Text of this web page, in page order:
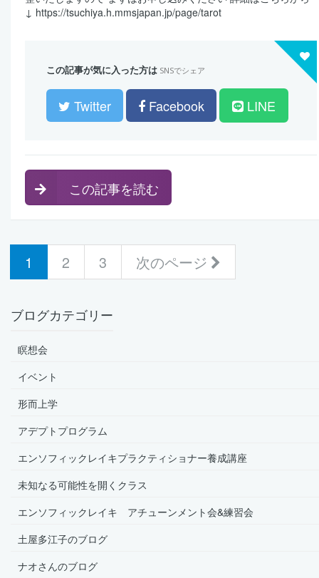
↓ https://tsuchiya.h.mmsjapan.jp/page/tarot
この記事が気に入った方は SNSでシェア
Twitter Facebook LINE
この記事を読む
1 (current)
2 3 次のページ
ブログカテゴリー
瞑想会
イベント
形而上学
アデプトプログラム
エンソフィックレイキプラクティショナー養成講座
未知なる可能性を開くクラス
エンソフィックレイキ アチューンメント会&練習会
土屋多江子のブログ
ナオさんのブログ